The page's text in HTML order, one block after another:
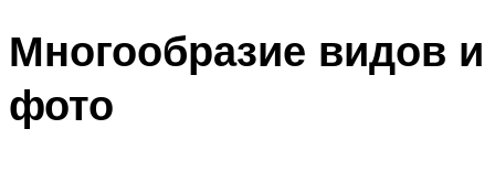
Многообразие видов и
фото